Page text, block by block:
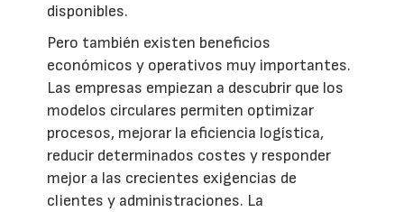
disponibles.
Pero también existen beneficios
económicos y operativos muy importantes.
Las empresas empiezan a descubrir que los
modelos circulares permiten optimizar
procesos, mejorar la eficiencia logística,
reducir determinados costes y responder
mejor a las crecientes exigencias de
clientes y administraciones. La